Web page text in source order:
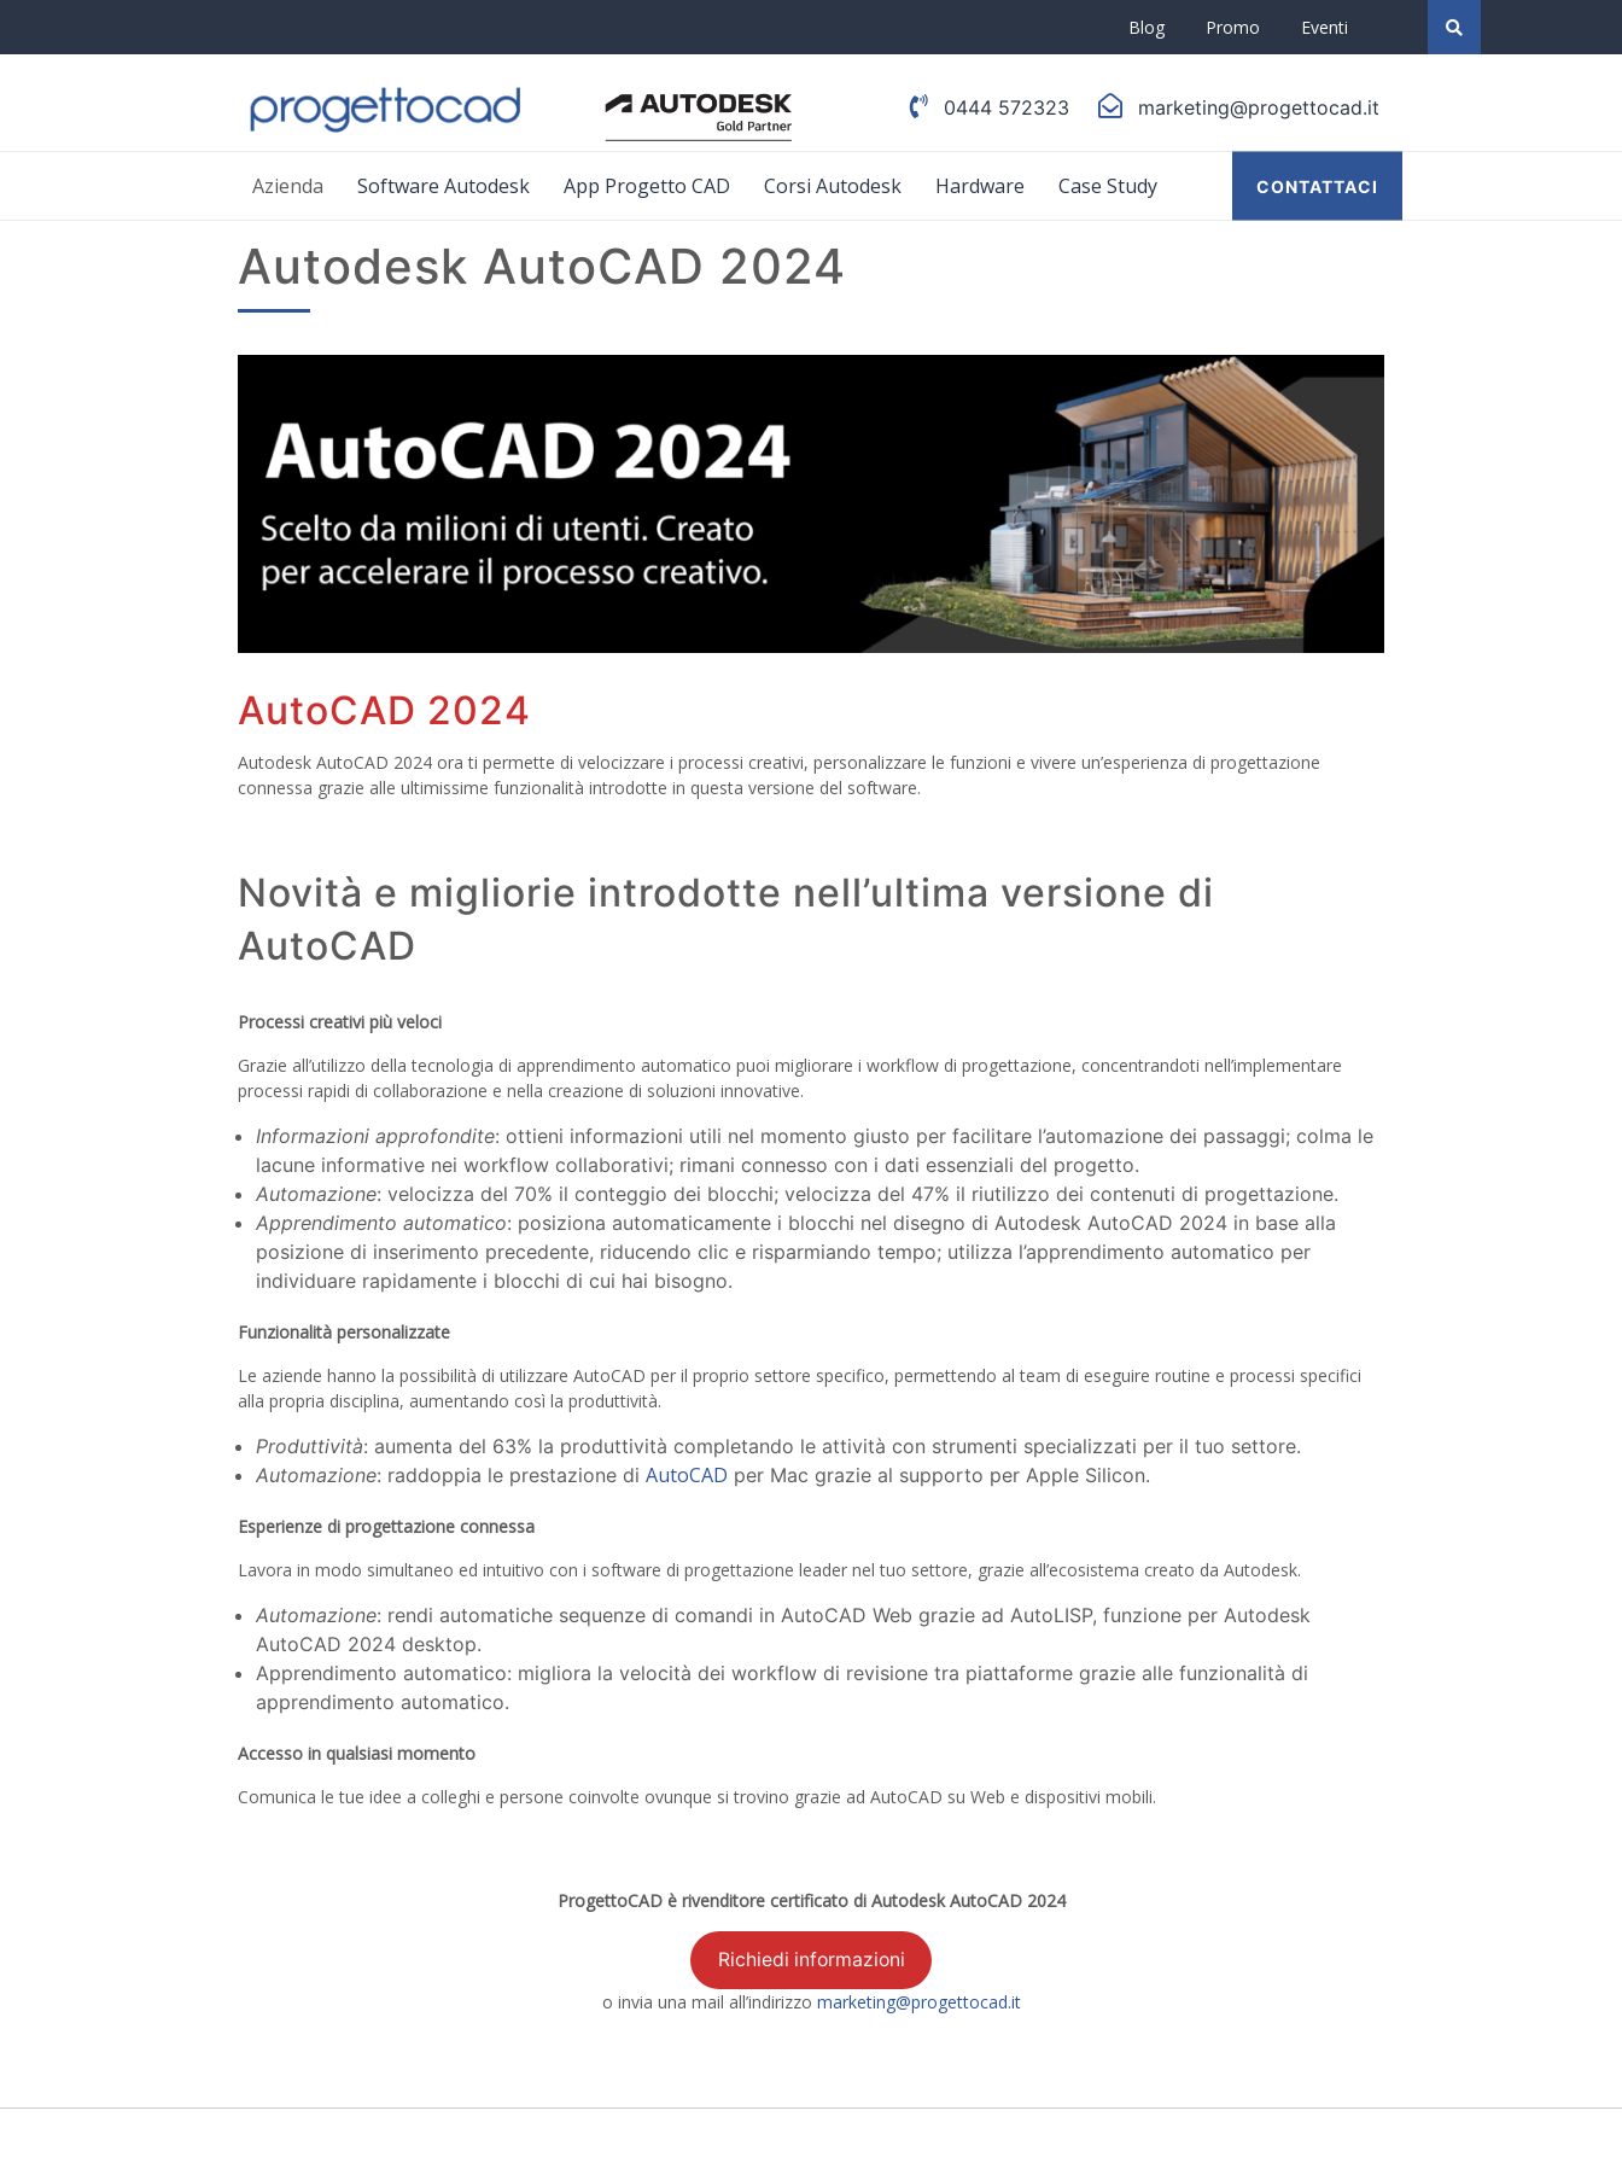
Blog Promo Eventi
0444 572323 marketing@progettocad.it
Azienda Software Autodesk App Progetto CAD Corsi Autodesk Hardware Case Study CONTATTACI
Autodesk AutoCAD 2024
AutoCAD 2024
Autodesk AutoCAD 2024 ora ti permette di velocizzare i processi creativi, personalizzare le funzioni e vivere un’esperienza di progettazione
connessa grazie alle ultimissime funzionalità introdotte in questa versione del software.
Novità e migliorie introdotte nell’ultima versione di
AutoCAD
Processi creativi più veloci
Grazie all’utilizzo della tecnologia di apprendimento automatico puoi migliorare i workflow di progettazione, concentrandoti nell’implementare
processi rapidi di collaborazione e nella creazione di soluzioni innovative.
Informazioni approfondite: ottieni informazioni utili nel momento giusto per facilitare l’automazione dei passaggi; colma le
lacune informative nei workflow collaborativi; rimani connesso con i dati essenziali del progetto.
Automazione: velocizza del 70% il conteggio dei blocchi; velocizza del 47% il riutilizzo dei contenuti di progettazione.
Apprendimento automatico: posiziona automaticamente i blocchi nel disegno di Autodesk AutoCAD 2024 in base alla
posizione di inserimento precedente, riducendo clic e risparmiando tempo; utilizza l’apprendimento automatico per
individuare rapidamente i blocchi di cui hai bisogno.
Funzionalità personalizzate
Le aziende hanno la possibilità di utilizzare AutoCAD per il proprio settore specifico, permettendo al team di eseguire routine e processi specifici
alla propria disciplina, aumentando così la produttività.
Produttività: aumenta del 63% la produttività completando le attività con strumenti specializzati per il tuo settore.
Automazione: raddoppia le prestazione di AutoCAD per Mac grazie al supporto per Apple Silicon.
Esperienze di progettazione connessa
Lavora in modo simultaneo ed intuitivo con i software di progettazione leader nel tuo settore, grazie all’ecosistema creato da Autodesk.
Automazione: rendi automatiche sequenze di comandi in AutoCAD Web grazie ad AutoLISP, funzione per Autodesk
AutoCAD 2024 desktop.
Apprendimento automatico: migliora la velocità dei workflow di revisione tra piattaforme grazie alle funzionalità di
apprendimento automatico.
Accesso in qualsiasi momento
Comunica le tue idee a colleghi e persone coinvolte ovunque si trovino grazie ad AutoCAD su Web e dispositivi mobili.
ProgettoCAD è rivenditore certificato di Autodesk AutoCAD 2024
Richiedi informazioni
o invia una mail all’indirizzo marketing@progettocad.it